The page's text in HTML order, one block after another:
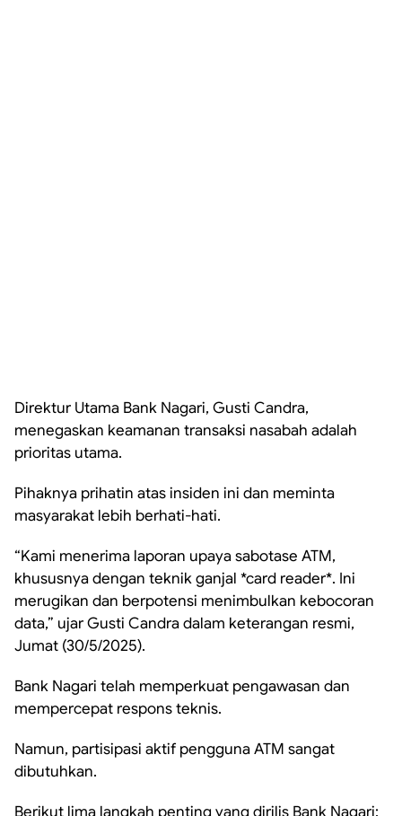
Direktur Utama Bank Nagari, Gusti Candra,
menegaskan keamanan transaksi nasabah adalah
prioritas utama.
Pihaknya prihatin atas insiden ini dan meminta
masyarakat lebih berhati-hati.
“Kami menerima laporan upaya sabotase ATM,
khususnya dengan teknik ganjal *card reader*. Ini
merugikan dan berpotensi menimbulkan kebocoran
data,” ujar Gusti Candra dalam keterangan resmi,
Jumat (30/5/2025).
Bank Nagari telah memperkuat pengawasan dan
mempercepat respons teknis.
Namun, partisipasi aktif pengguna ATM sangat
dibutuhkan.
Berikut lima langkah penting yang dirilis Bank Nagari: